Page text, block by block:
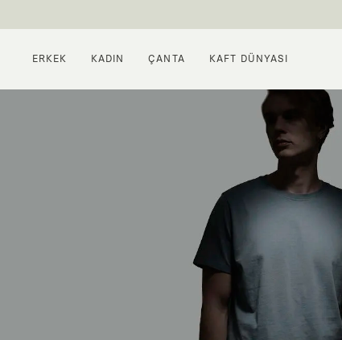
ERKEK KADIN ÇANTA KAFT DÜNYASI